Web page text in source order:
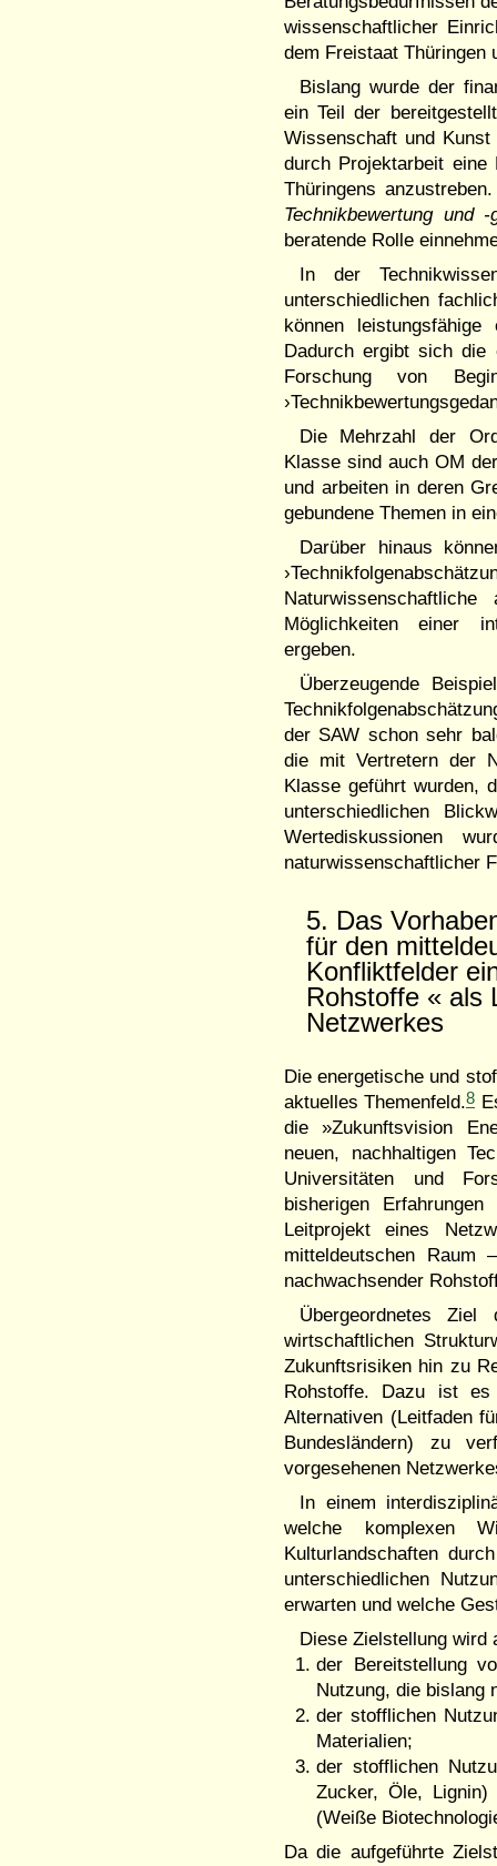
wissenschaftlicher
dem Freistaat Thüringen
Bislang wurde der
ein Teil der
Wissenschaft und
durch Projektarbeit eine
Thüringens
Technikbewertung und -
beratende Rolle
In der
unterschiedlichen
können leistungsfähige
Dadurch ergibt sich die
Forschung von
Die Mehrzahl der
Klasse sind auch OM
und arbeiten in deren
gebundene Themen in
Darüber hinaus
Möglichkeiten einer
ergeben.
Überzeugende
der SAW schon sehr
die mit Vertretern der
Klasse geführt wurden,
unterschiedlichen
Wertediskussionen
naturwissenschaftlicher
5. Das
für den
Konfliktfelder
Rohstoffe « als
Netzwerkes
Die energetische und
aktuelles Themenfeld.8
die »Zukunftsvision
neuen, nachhaltigen
Universitäten und
bisherigen
Leitprojekt eines
mitteldeutschen Raum
nachwachsender
Übergeordnetes
wirtschaftlichen
Zukunftsrisiken hin zu
Rohstoffe. Dazu ist es
Alternativen (Leitfaden
Bundesländern) zu
vorgesehenen
In einem
welche komplexen
Kulturlandschaften
unterschiedlichen
erwarten und welche
Diese Zielstellung wird
der Bereitstellung
Nutzung, die bislang
der stofflichen
Materialien;
der stofflichen
Zucker, Öle, Lignin)
(Weiße
Da die aufgeführte